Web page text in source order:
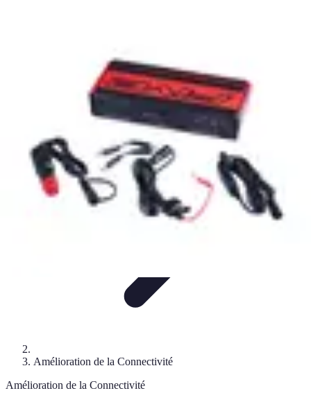
Connexion Rapide
Amélioration de la Connectivité
Amélioration de la Connectivité